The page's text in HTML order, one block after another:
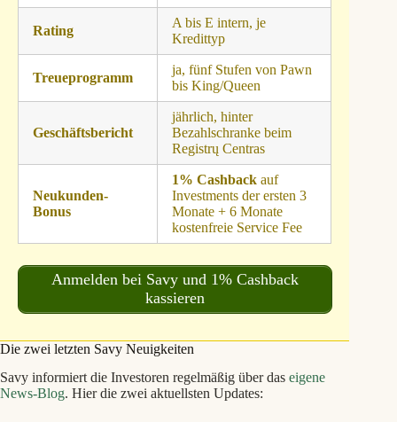
Rating
A bis E intern, je
Kredittyp
Treueprogramm
ja, fünf Stufen von Pawn
bis King/Queen
Geschäftsbericht
jährlich, hinter
Bezahlschranke beim
Registrų Centras
Neukunden-
Bonus
1% Cashbackauf
Investments der ersten 3
Monate + 6 Monate
kostenfreie Service Fee
Anmelden bei Savy und 1% Cashback
kassieren
Die zwei letzten Savy Neuigkeiten
Savy informiert die Investoren regelmäßig über das eigene
News-Blog. Hier die zwei aktuellsten Updates: